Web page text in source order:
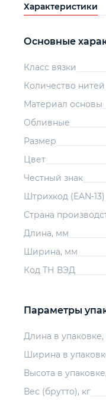
Характеристики
Основные
Класс вязки
Количество нитей
Материал основы
Обливные
Размер
Цвет
Честный знак
Штрихкод (EAN-13)
Страна
Длина, мм
Ширина, мм
Код ТН ВЭД
Параметры
Длина в
Ширина в
Высота в
Вес (брутто), кг